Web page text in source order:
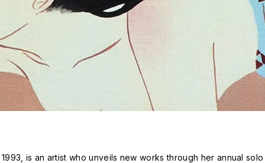
is an artist who unveils new works through her annual solo